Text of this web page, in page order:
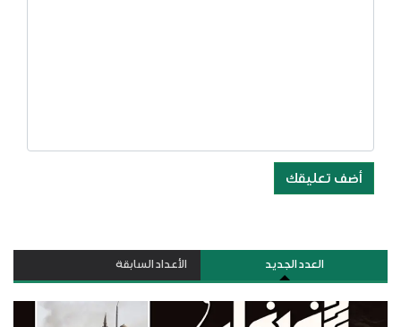
أضف تعليقك
العدد الجديد الأعداد السابقة